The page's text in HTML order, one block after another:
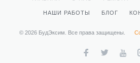
НАШИ РАБОТЫ БЛОГ
© 2026 БудЭксим. Все права защищены.